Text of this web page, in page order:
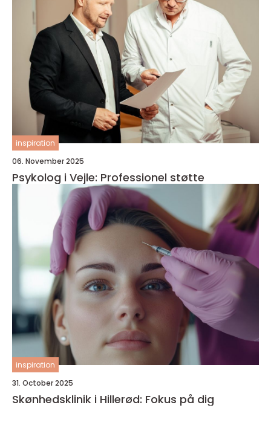
inspiration
06. November 2025
Psykolog i Vejle: Professionel støtte
inspiration
31. October 2025
Skønhedsklinik i Hillerød: Fokus på dig